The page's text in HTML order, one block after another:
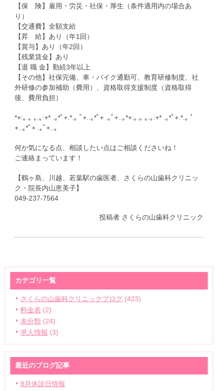
【保 険】雇用・労災・社保・厚生（条件適用内の場合あ
り）
【交通費】全額支給
【昇 給】あり（年1回）
【賞与】あり（年2回）
【残業賃金】あり
【退 職 金】勤続3年以上
【その他】社保完備、車・バイク通勤可、教育研修制度、社
外研修の参加補助（費用）、資格取得支援制度（資格取得
後、費用負担）
*+:｡.｡ ｡.｡:+* .｡*ﾟ+.*.｡ ﾟ+..｡*ﾟ+ .｡ﾟ+..｡*+:｡.｡ ｡.｡:+* .｡*ﾟ+.*.｡ ﾟ
+..｡*ﾟ+ .｡ﾟ+..｡
何か気になる点、相談したい点はご相談くださいね！
ご連絡まっています！
【鶴ヶ島、川越、若葉駅の歯医者、さくらの山歯科クリニッ
ク・院長内山恵美子】
049-237-7564
投稿者 さくらの山歯科クリニック
カテゴリ一覧
さくらの山歯科クリニックブログ (423)
料金表 (2)
未分類 (24)
求人情報 (3)
最近のブログ記事
8月休診日情報